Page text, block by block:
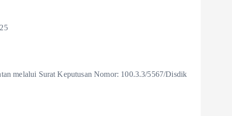
melalui Surat Keputusan Nomor: 100.3.3/5567/Disdik